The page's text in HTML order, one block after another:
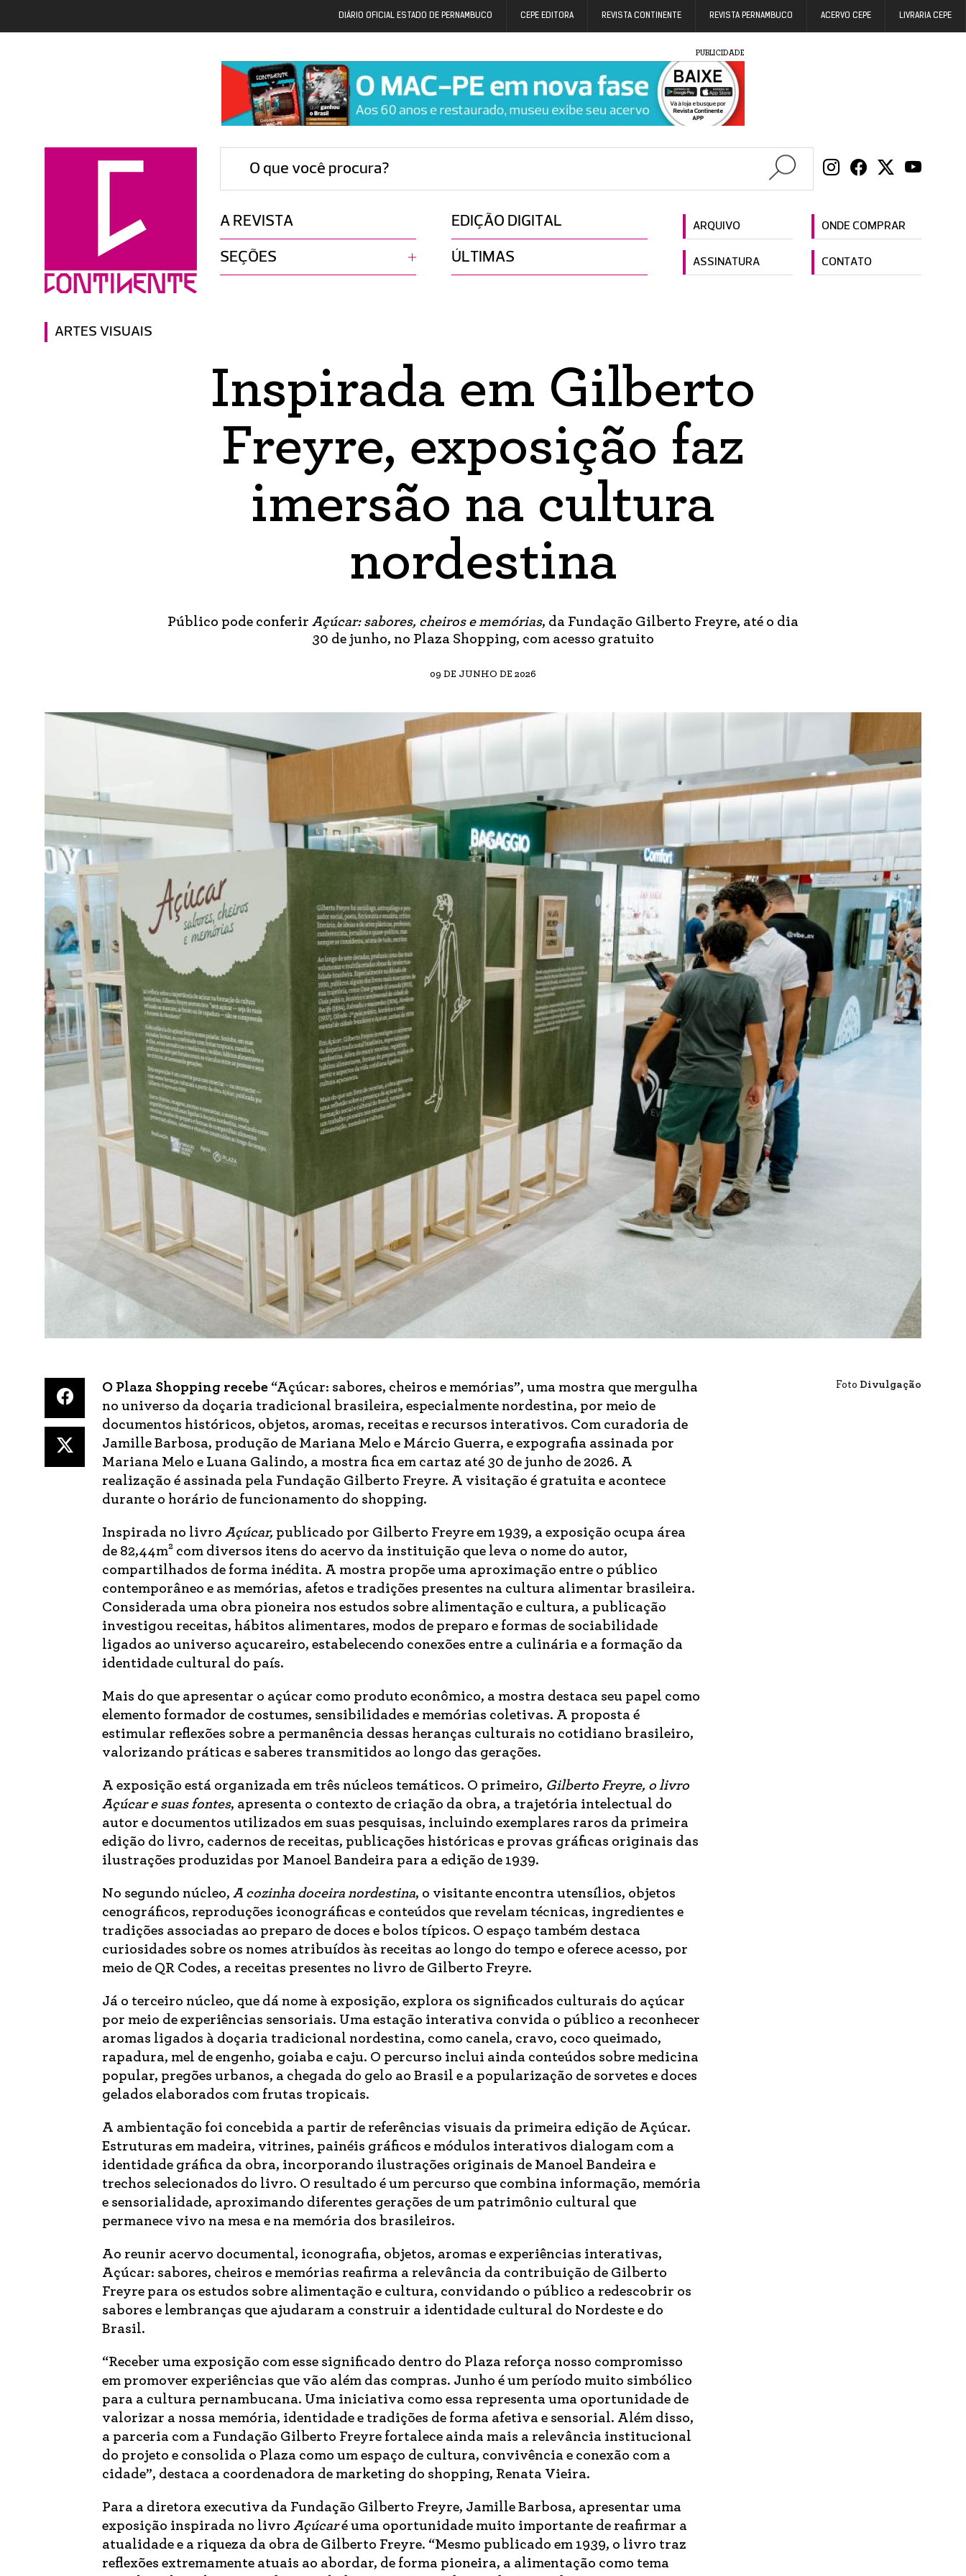
DIÁRIO OFICIAL ESTADO DE PERNAMBUCO CEPE EDITORA REVISTA CONTINENTE REVISTA PERNAMBUCO ACERVO CEPE LIVRARIA CEPE
PUBLICIDADE
O que você procura?
A REVISTA EDIÇÃO DIGITAL ARQUIVO ONDE COMPRAR
SEÇÕES ÚLTIMAS ASSINATURA CONTATO
ARTES VISUAIS
Inspirada em Gilberto
Freyre, exposição faz
imersão na cultura
nordestina
Público pode conferir Açúcar: sabores, cheiros e memórias, da Fundação Gilberto Freyre, até o dia
30 de junho, no Plaza Shopping, com acesso gratuito
09 DE JUNHO DE 2026
Foto Divulgação
O Plaza Shopping recebe “Açúcar: sabores, cheiros e memórias”, uma mostra que mergulha
no universo da doçaria tradicional brasileira, especialmente nordestina, por meio de
documentos históricos, objetos, aromas, receitas e recursos interativos. Com curadoria de
Jamille Barbosa, produção de Mariana Melo e Márcio Guerra, e expografia assinada por
Mariana Melo e Luana Galindo, a mostra fica em cartaz até 30 de junho de 2026. A
realização é assinada pela Fundação Gilberto Freyre. A visitação é gratuita e acontece
durante o horário de funcionamento do shopping.
Inspirada no livro Açúcar, publicado por Gilberto Freyre em 1939, a exposição ocupa área
de 82,44m² com diversos itens do acervo da instituição que leva o nome do autor,
compartilhados de forma inédita. A mostra propõe uma aproximação entre o público
contemporâneo e as memórias, afetos e tradições presentes na cultura alimentar brasileira.
Considerada uma obra pioneira nos estudos sobre alimentação e cultura, a publicação
investigou receitas, hábitos alimentares, modos de preparo e formas de sociabilidade
ligados ao universo açucareiro, estabelecendo conexões entre a culinária e a formação da
identidade cultural do país.
Mais do que apresentar o açúcar como produto econômico, a mostra destaca seu papel como
elemento formador de costumes, sensibilidades e memórias coletivas. A proposta é
estimular reflexões sobre a permanência dessas heranças culturais no cotidiano brasileiro,
valorizando práticas e saberes transmitidos ao longo das gerações.
A exposição está organizada em três núcleos temáticos. O primeiro, Gilberto Freyre, o livro
Açúcar e suas fontes, apresenta o contexto de criação da obra, a trajetória intelectual do
autor e documentos utilizados em suas pesquisas, incluindo exemplares raros da primeira
edição do livro, cadernos de receitas, publicações históricas e provas gráficas originais das
ilustrações produzidas por Manoel Bandeira para a edição de 1939.
No segundo núcleo, A cozinha doceira nordestina, o visitante encontra utensílios, objetos
cenográficos, reproduções iconográficas e conteúdos que revelam técnicas, ingredientes e
tradições associadas ao preparo de doces e bolos típicos. O espaço também destaca
curiosidades sobre os nomes atribuídos às receitas ao longo do tempo e oferece acesso, por
meio de QR Codes, a receitas presentes no livro de Gilberto Freyre.
Já o terceiro núcleo, que dá nome à exposição, explora os significados culturais do açúcar
por meio de experiências sensoriais. Uma estação interativa convida o público a reconhecer
aromas ligados à doçaria tradicional nordestina, como canela, cravo, coco queimado,
rapadura, mel de engenho, goiaba e caju. O percurso inclui ainda conteúdos sobre medicina
popular, pregões urbanos, a chegada do gelo ao Brasil e a popularização de sorvetes e doces
gelados elaborados com frutas tropicais.
A ambientação foi concebida a partir de referências visuais da primeira edição de Açúcar.
Estruturas em madeira, vitrines, painéis gráficos e módulos interativos dialogam com a
identidade gráfica da obra, incorporando ilustrações originais de Manoel Bandeira e
trechos selecionados do livro. O resultado é um percurso que combina informação, memória
e sensorialidade, aproximando diferentes gerações de um patrimônio cultural que
permanece vivo na mesa e na memória dos brasileiros.
Ao reunir acervo documental, iconografia, objetos, aromas e experiências interativas,
Açúcar: sabores, cheiros e memórias reafirma a relevância da contribuição de Gilberto
Freyre para os estudos sobre alimentação e cultura, convidando o público a redescobrir os
sabores e lembranças que ajudaram a construir a identidade cultural do Nordeste e do
Brasil.
“Receber uma exposição com esse significado dentro do Plaza reforça nosso compromisso
em promover experiências que vão além das compras. Junho é um período muito simbólico
para a cultura pernambucana. Uma iniciativa como essa representa uma oportunidade de
valorizar a nossa memória, identidade e tradições de forma afetiva e sensorial. Além disso,
a parceria com a Fundação Gilberto Freyre fortalece ainda mais a relevância institucional
do projeto e consolida o Plaza como um espaço de cultura, convivência e conexão com a
cidade”, destaca a coordenadora de marketing do shopping, Renata Vieira.
Para a diretora executiva da Fundação Gilberto Freyre, Jamille Barbosa, apresentar uma
exposição inspirada no livro Açúcaré uma oportunidade muito importante de reafirmar a
atualidade e a riqueza da obra de Gilberto Freyre. “Mesmo publicado em 1939, o livro traz
reflexões extremamente atuais ao abordar, de forma pioneira, a alimentação como tema